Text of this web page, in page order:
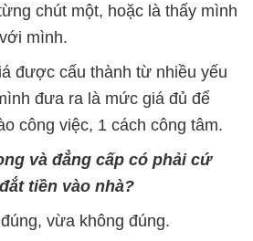
chút một, hoặc là thấy mình
mình.
được cấu thành từ nhiều yếu
đưa ra là mức giá đủ để
công việc, 1 cách công tâm.
và đẳng cấp có phải cứ
tiền vào nhà?
vừa không đúng.